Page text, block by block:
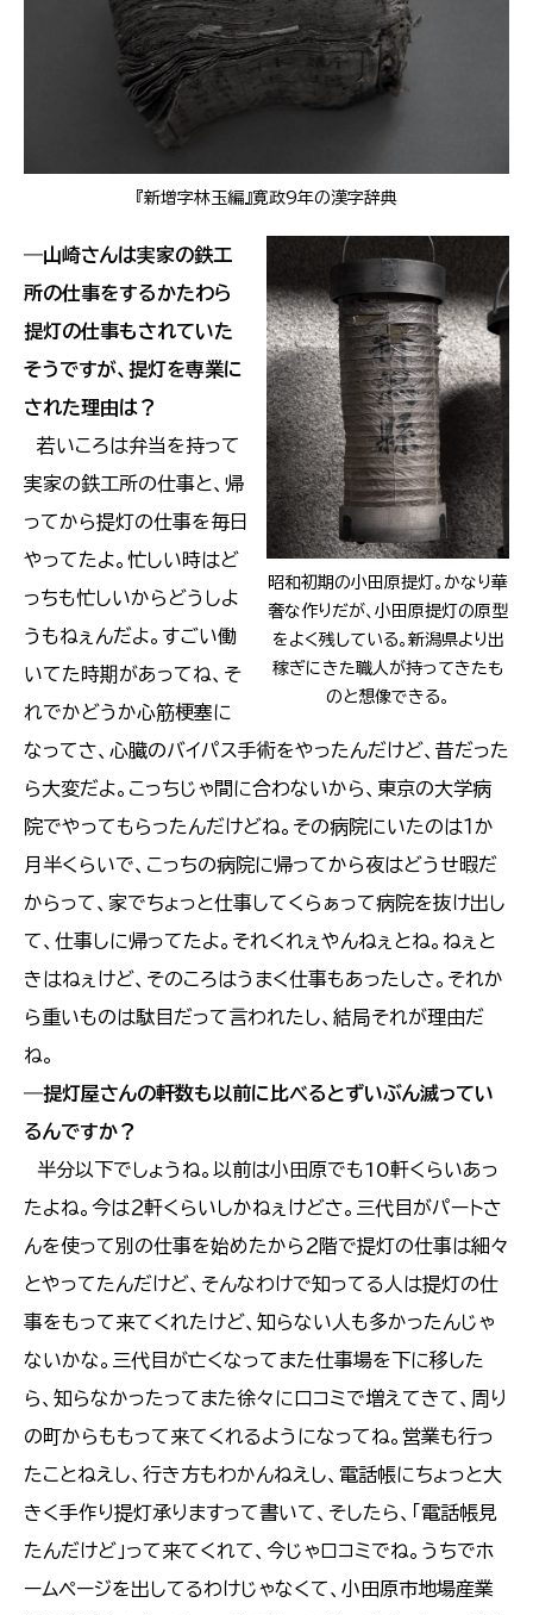
『新増字林玉編』寛政9年の漢字辞典
昭和初期の小田原提灯。かなり華
奢な作りだが、小田原提灯の原型
をよく残している。新潟県より出
稼ぎにきた職人が持ってきたも
のと想像できる。
―山崎さんは実家の鉄工
所の仕事をするかたわら
提灯の仕事もされていた
そうですが、提灯を専業に
された理由は？
若いころは弁当を持って
実家の鉄工所の仕事と、帰
ってから提灯の仕事を毎日
やってたよ。忙しい時はど
っちも忙しいからどうしよ
うもねぇんだよ。すごい働
いてた時期があってね、そ
れでかどうか心筋梗塞に
なってさ、心臓のバイパス手術をやったんだけど、昔だった
ら大変だよ。こっちじゃ間に合わないから、東京の大学病
院でやってもらったんだけどね。その病院にいたのは１か
月半くらいで、こっちの病院に帰ってから夜はどうせ暇だ
からって、家でちょっと仕事してくらぁって病院を抜け出し
て、仕事しに帰ってたよ。それくれぇやんねぇとね。ねぇと
きはねぇけど、そのころはうまく仕事もあったしさ。それか
ら重いものは駄目だって言われたし、結局それが理由だ
ね。
―提灯屋さんの軒数も以前に比べるとずいぶん滅ってい
るんですか？
半分以下でしょうね。以前は小田原でも10軒くらいあっ
たよね。今は２軒くらいしかねぇけどさ。三代目がパートさ
んを使って別の仕事を始めたから２階で提灯の仕事は細々
とやってたんだけど、そんなわけで知ってる人は提灯の仕
事をもって来てくれたけど、知らない人も多かったんじゃ
ないかな。三代目が亡くなってまた仕事場を下に移した
ら、知らなかったってまた徐々に口コミで増えてきて、周り
の町からももって来てくれるようになってね。営業も行っ
たことねえし、行き方もわかんねえし、電話帳にちょっと大
きく手作り提灯承りますって書いて、そしたら、「電話帳見
たんだけど」って来てくれて、今じゃロコミでね。うちでホ
ームページを出してるわけじゃなくて、小田原市地場産業